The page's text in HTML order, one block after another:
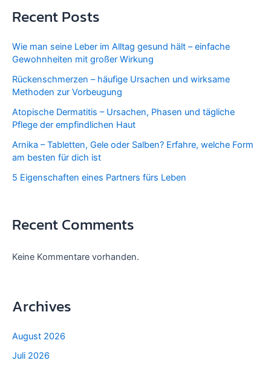
Recent Posts
Wie man seine Leber im Alltag gesund hält – einfache
Gewohnheiten mit großer Wirkung
Rückenschmerzen – häufige Ursachen und wirksame
Methoden zur Vorbeugung
Atopische Dermatitis – Ursachen, Phasen und tägliche
Pflege der empfindlichen Haut
Arnika – Tabletten, Gele oder Salben? Erfahre, welche Form
am besten für dich ist
5 Eigenschaften eines Partners fürs Leben
Recent Comments
Keine Kommentare vorhanden.
Archives
August 2026
Juli 2026